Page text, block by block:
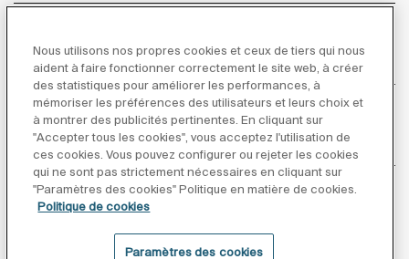
À propos de Roca
Inspiration
Suivez-nous
Nous utilisons nos propres cookies et ceux de tiers qui nous
aident à faire fonctionner correctement le site web, à créer
des statistiques pour améliorer les performances, à
mémoriser les préférences des utilisateurs et leurs choix et
à montrer des publicités pertinentes. En cliquant sur
"Accepter tous les cookies", vous acceptez l'utilisation de
ces cookies. Vous pouvez configurer ou rejeter les cookies
qui ne sont pas strictement nécessaires en cliquant sur
"Paramètres des cookies" Politique en matière de cookies.
Politique de cookies
Paramètres des cookies